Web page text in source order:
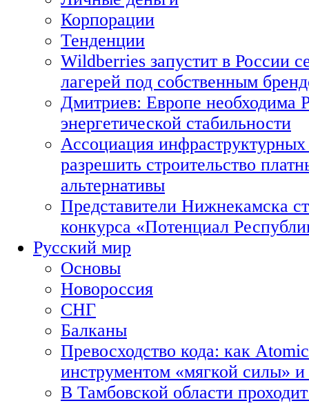
Корпорации
Тенденции
Wildberries запустит в России
лагерей под собственным
Дмитриев: Европе необходима
энергетической стабильности
Ассоциация
разрешить строительство
альтернативы
Представители Нижнекамска
конкурса «Потенциал
Русский мир
Основы
Новороссия
СНГ
Балканы
Превосходство кода: как
инструментом «мягкой силы» и
В Тамбовской области